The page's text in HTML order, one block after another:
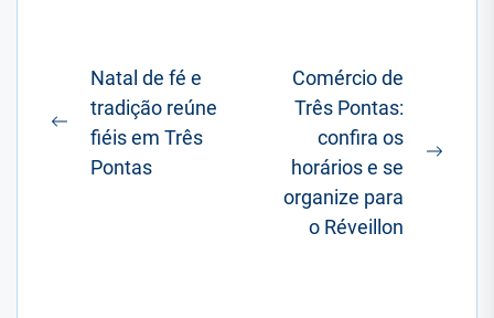
Navegação
de
Post
Postagem
anterior:
Natal de fé e
tradição reúne
fiéis em Três
Pontas
Comércio de
Três Pontas:
confira os
horários e se
organize para
o Réveillon